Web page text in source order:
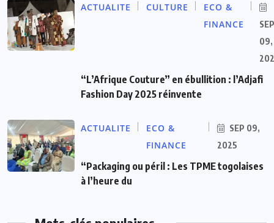
ACTUALITE CULTURE
ECO &
FINANCE
SEP
09,
“L’Afrique Couture” en ébullition : l’Adjafi
Fashion Day 2025 réinvente
ACTUALITE
ECO &
FINANCE
SEP 09,
2025
“Packaging ou péril : Les TPME togolaises
à l’heure du